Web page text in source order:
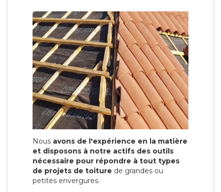
Nous avons de l'expérience en la matière
et disposons à notre actifs des outils
nécessaire pour répondre à tout types
de projets de toiture de grandes ou
petites envergures.